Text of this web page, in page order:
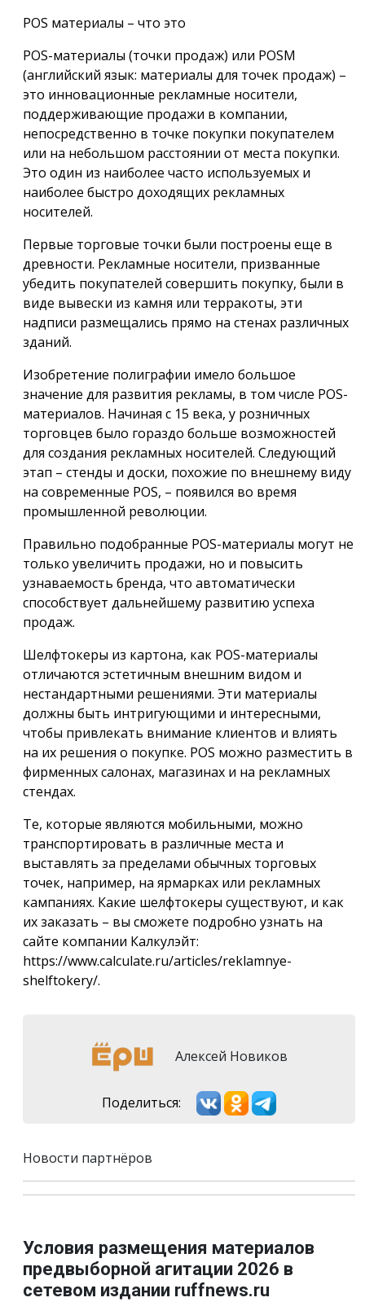
POS материалы – что это
POS-материалы (точки продаж) или POSM
(английский язык: материалы для точек продаж) –
это инновационные рекламные носители,
поддерживающие продажи в компании,
непосредственно в точке покупки покупателем
или на небольшом расстоянии от места покупки.
Это один из наиболее часто используемых и
наиболее быстро доходящих рекламных
носителей.
Первые торговые точки были построены еще в
древности. Рекламные носители, призванные
убедить покупателей совершить покупку, были в
виде вывески из камня или терракоты, эти
надписи размещались прямо на стенах различных
зданий.
Изобретение полиграфии имело большое
значение для развития рекламы, в том числе POS-
материалов. Начиная с 15 века, у розничных
торговцев было гораздо больше возможностей
для создания рекламных носителей. Следующий
этап – стенды и доски, похожие по внешнему виду
на современные POS, – появился во время
промышленной революции.
Правильно подобранные POS-материалы могут не
только увеличить продажи, но и повысить
узнаваемость бренда, что автоматически
способствует дальнейшему развитию успеха
продаж.
Шелфтокеры из картона, как POS-материалы
отличаются эстетичным внешним видом и
нестандартными решениями. Эти материалы
должны быть интригующими и интересными,
чтобы привлекать внимание клиентов и влиять
на их решения о покупке. POS можно разместить в
фирменных салонах, магазинах и на рекламных
стендах.
Те, которые являются мобильными, можно
транспортировать в различные места и
выставлять за пределами обычных торговых
точек, например, на ярмарках или рекламных
кампаниях. Какие шелфтокеры существуют, и как
их заказать – вы сможете подробно узнать на
сайте компании Калкулэйт:
https://www.calculate.ru/articles/reklamnye-
shelftokery/.
Алексей Новиков
Поделиться:
Новости партнёров
Условия размещения материалов
предвыборной агитации 2026 в
сетевом издании ruffnews.ru